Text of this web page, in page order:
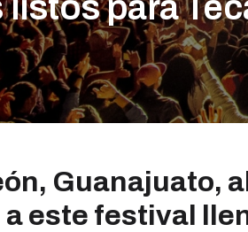
Guanajuato,
este festival